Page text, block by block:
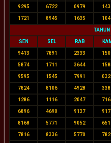
9295 6722 0979
1721 8945 1635
SEN SEL RAB
9413 7891 2333
5874 1711 3644
9595 1545 7991
7824 8106 4928
1286 1116 2047
6896 4690 9137
8168 5771 9052
7816 8336 5770